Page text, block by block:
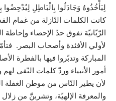
لِيَأْخُذُوهُ وَجَادَلُوا بِالْبَاطِلِ
كانت الكلمات النّازلة من غمام
الرّبّانيّة تفوق حدّ الإحصاء
لأولي الأفئدة وأصحاب البصر.
المباركة وتدبّروا فيها بالفطرة
أمور الأنبياء وردّ كلمات النّفي
لأن يطير النّاس من موطن الغفلة
والمعرفة الإلهيّة، وتشربنَّ من